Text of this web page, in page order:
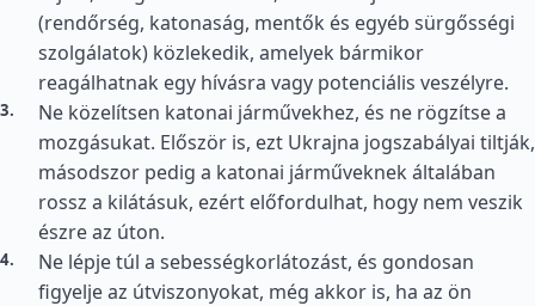
(rendőrség, katonaság, mentők és egyéb sürgősségi
szolgálatok) közlekedik, amelyek bármikor
reagálhatnak egy hívásra vagy potenciális veszélyre.
Ne közelítsen katonai járművekhez, és ne rögzítse a
mozgásukat. Először is, ezt Ukrajna jogszabályai tiltják,
másodszor pedig a katonai járműveknek általában
rossz a kilátásuk, ezért előfordulhat, hogy nem veszik
észre az úton.
Ne lépje túl a sebességkorlátozást, és gondosan
figyelje az útviszonyokat, még akkor is, ha az ön